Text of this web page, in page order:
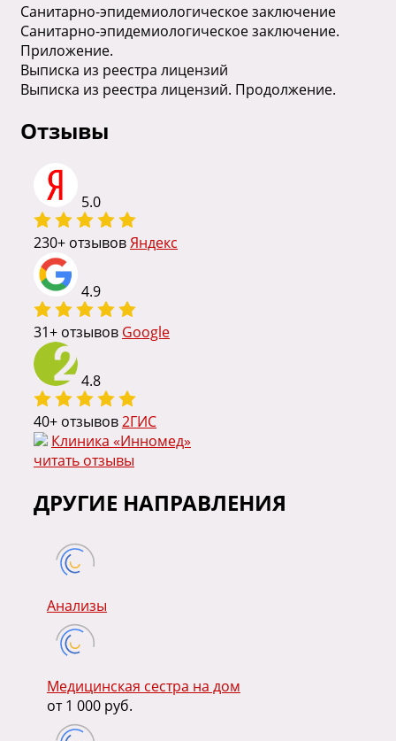
Санитарно-эпидемиологическое заключение
Санитарно-эпидемиологическое заключение.
Приложение.
Выписка из реестра лицензий
Выписка из реестра лицензий. Продолжение.
Отзывы
5.0
230+ отзывовЯндекс
4.9
31+ отзывов Google
4.8
40+ отзывов2ГИС
Клиника «Инномед»
читать отзывы
ДРУГИЕ НАПРАВЛЕНИЯ
Анализы
Медицинская сестра на дом
от 1 000 руб.